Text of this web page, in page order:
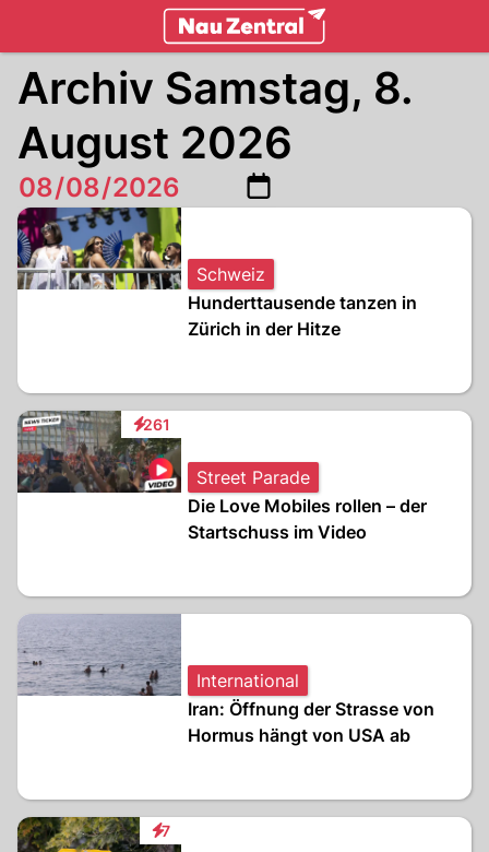
Archiv Samstag, 8.
August 2026
Schweiz
Hunderttausende tanzen in
Zürich in der Hitze
261
Interaktionen
Street Parade
Die Love Mobiles rollen – der
Startschuss im Video
International
Iran: Öffnung der Strasse von
Hormus hängt von USA ab
7
Interaktionen